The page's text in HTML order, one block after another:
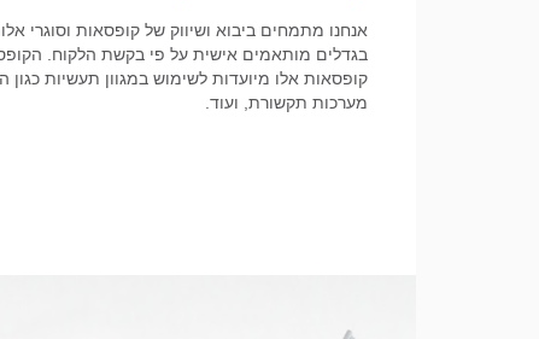
אנחנו מתמחים ביבוא ושיווק של קופסאות וסוגרי
בגדלים מותאמים אישית על פי בקשת הלקוח.
קופסאות אלו מיועדות לשימוש במגוון תעשיות
מערכות תקשורת, ועוד.